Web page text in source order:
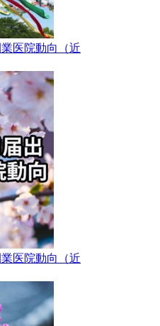
医院動向（近
医院動向（近